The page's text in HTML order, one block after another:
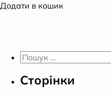
Додати в кошик
Пошук:
Сторінки